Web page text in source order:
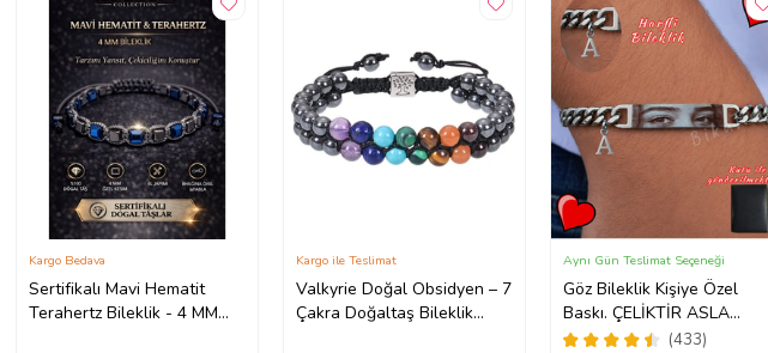
Sertifikalı Mavi Hematit
Terahertz Bileklik - 4 MM
Kargo Bedava
Valkyrie Doğal Obsidyen – 7
Çakra Doğaltaş Bileklik
Kargo ile Teslimat
Göz Bileklik Kişiye Özel
Baskı. ÇELİKTİR ASLA
PASLANMAZ (433)
Aynı Gün Teslimat Seçeneği